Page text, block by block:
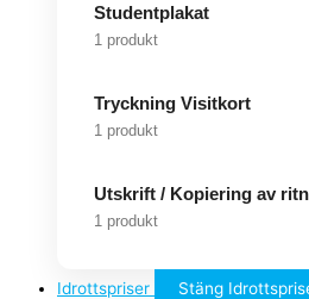
Studentplakat
1 produkt
Tryckning Visitkort
1 produkt
Utskrift / Kopiering av
1 produkt
Idrottspriser Stäng